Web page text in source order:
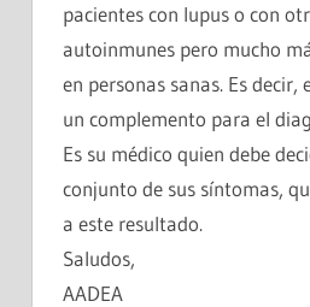
pacientes con lupus o con
autoinmunes pero mucho
en personas sanas. Es decir,
un complemento para el
Es su médico quien debe
conjunto de sus síntomas,
a este resultado.
Saludos,
AADEA